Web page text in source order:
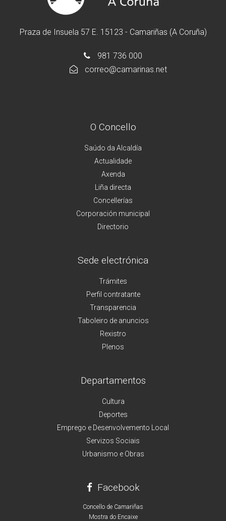
Praza de Insuela 57 E. 15123 - Camariñas (A Coruña)
981 736 000
correo@camarinas.net
O Concello
Saúdo da Alcaldía
Actualidade
Axenda
Liña directa
Concellerías
Corporación municipal
Directorio
Sede electrónica
Trámites
Perfil contratante
Transparencia
Taboleiro de anuncios
Rexistro
Plenos
Departamentos
Cultura
Deportes
Emprego e Desenvolvemento Local
Servizos Sociais
Urbanismo e Obras
Facebook
Concello de Camariñas
Mostra do Encaixe